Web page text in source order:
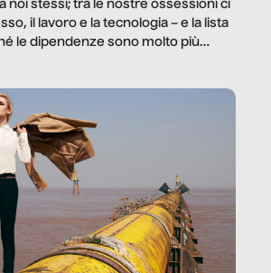
noi stessi; tra le nostre ossessioni ci
il lavoro e la tecnologia – e la lista
le dipendenze sono molto più
In questo reportage vediamo